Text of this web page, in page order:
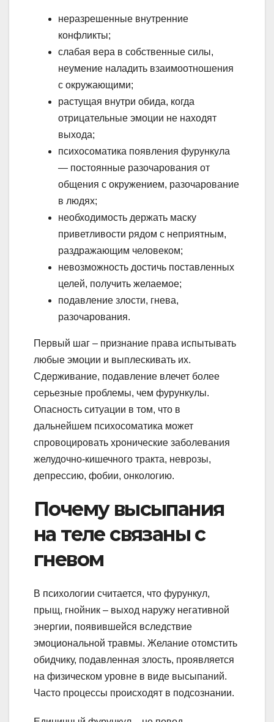
неразрешенные внутренние
конфликты;
слабая вера в собственные силы,
неумение наладить взаимоотношения
с окружающими;
растущая внутри обида, когда
отрицательные эмоции не находят
выхода;
психосоматика появления фурункула
— постоянные разочарования от
общения с окружением, разочарование
в людях;
необходимость держать маску
приветливости рядом с неприятным,
раздражающим человеком;
невозможность достичь поставленных
целей, получить желаемое;
подавление злости, гнева,
разочарования.
Первый шаг – признание права испытывать
любые эмоции и выплескивать их.
Сдерживание, подавление влечет более
серьезные проблемы, чем фурункулы.
Опасность ситуации в том, что в
дальнейшем психосоматика может
спровоцировать хронические заболевания
желудочно-кишечного тракта, неврозы,
депрессию, фобии, онкологию.
Почему высыпания
на теле связаны с
гневом
В психологии считается, что фурункул,
прыщ, гнойник – выход наружу негативной
энергии, появившейся вследствие
эмоциональной травмы. Желание отомстить
обидчику, подавленная злость, проявляется
на физическом уровне в виде высыпаний.
Часто процессы происходят в подсознании.